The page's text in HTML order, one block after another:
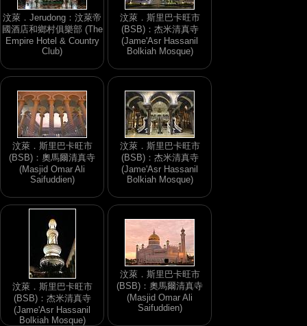
汶萊．Jerudong：汶萊帝
國酒店和鄉村俱樂部 (The
Empire Hotel & Country
Club)
汶萊．斯里巴卡旺市
(BSB)：杰米清真寺
(Jame'Asr Hassanil
Bolkiah Mosque)
汶萊．斯里巴卡旺市
(BSB)：奧馬爾清真寺
(Masjid Omar Ali
Saifuddien)
汶萊．斯里巴卡旺市
(BSB)：杰米清真寺
(Jame'Asr Hassanil
Bolkiah Mosque)
汶萊．斯里巴卡旺市
(BSB)：杰米清真寺
(Jame'Asr Hassanil
Bolkiah Mosque)
汶萊．斯里巴卡旺市
(BSB)：奧馬爾清真寺
(Masjid Omar Ali
Saifuddien)